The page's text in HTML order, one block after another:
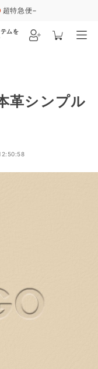
超特急便−
ムを
革シンプル